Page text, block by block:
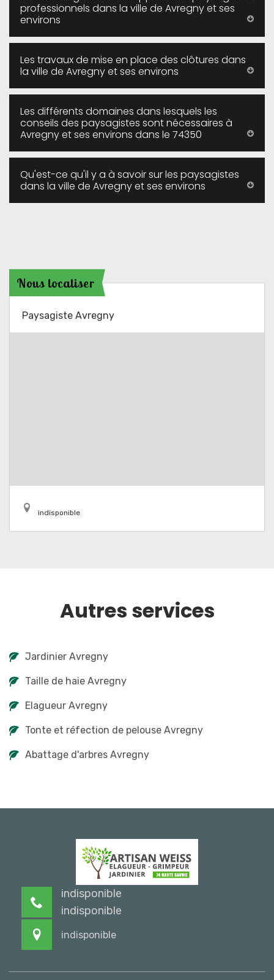
professionnels dans la ville de Avregny et ses
environs
Les travaux de mise en place des clôtures dans
la ville de Avregny et ses environs
Les différents domaines dans lesquels les
conseils des paysagistes sont nécessaires à
Avregny et ses environs dans le 74350
Qu'est-ce qu'il y a à savoir sur les paysagistes
dans la ville de Avregny et ses environs
Nous localiser
Paysagiste Avregny
indisponible
Autres services
Jardinier Avregny
Taille de haie Avregny
Elagueur Avregny
Tonte et réfection de pelouse Avregny
Abattage d'arbres Avregny
indisponible
indisponible
indisponible